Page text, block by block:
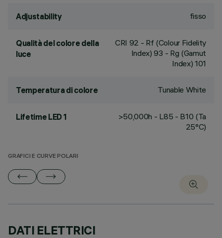
Adjustability fisso
Qualità del colore della
luce
CRI 92 - Rf (Colour Fidelity
Index) 93 - Rg (Gamut
Index) 101
Temperatura di colore Tunable White
Lifetime LED 1
>50,000h - L85 - B10 (Ta
25°C)
GRAFICI E CURVE POLARI
DATI ELETTRICI